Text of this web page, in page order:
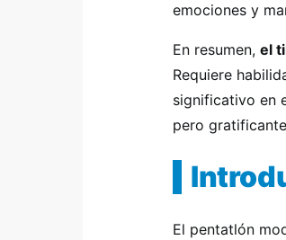
emociones y
En resumen, el
Requiere
significativo en
pero
El pentatlón